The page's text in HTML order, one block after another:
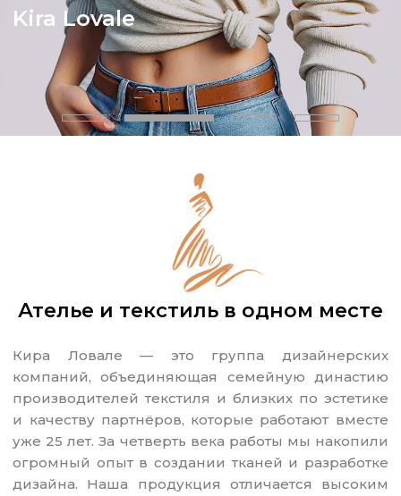
Kira Lovale
Ателье и текстиль в одном месте
Кира Ловале — это группа дизайнерских
компаний, объединяющая семейную династию
производителей текстиля и близких по эстетике
и качеству партнёров, которые работают вместе
уже 25 лет. За четверть века работы мы накопили
огромный опыт в создании тканей и разработке
дизайна. Наша продукция отличается высоким